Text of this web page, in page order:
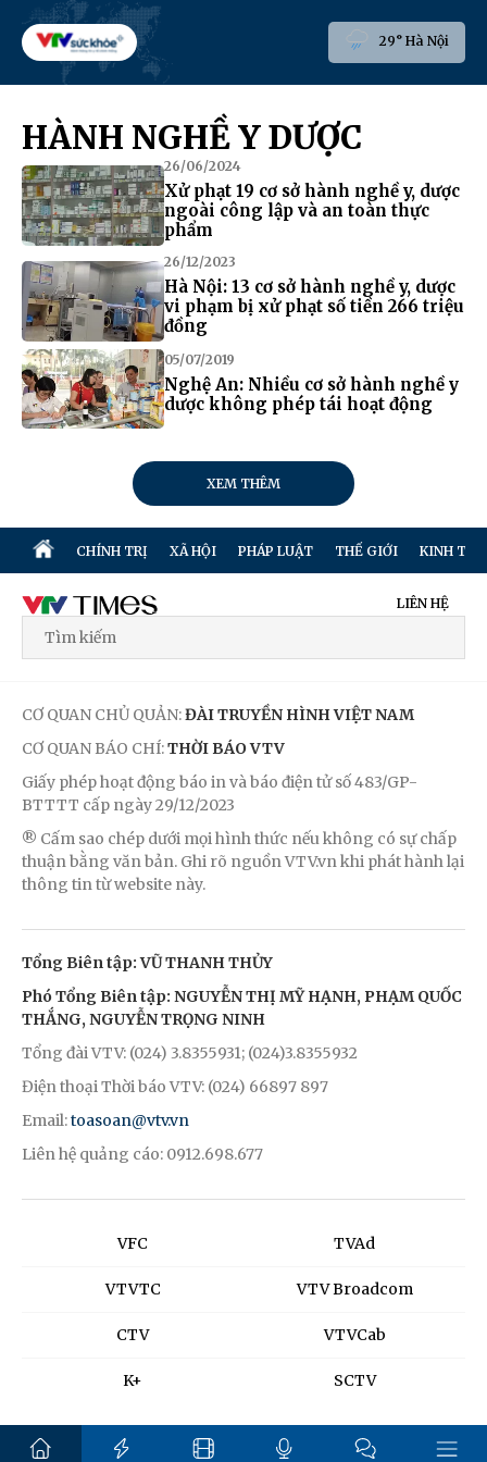
29° Hà Nội
HÀNH NGHỀ Y DƯỢC
26/06/2024
Xử phạt 19 cơ sở hành nghề y, dược
ngoài công lập và an toàn thực
phẩm
26/12/2023
Hà Nội: 13 cơ sở hành nghề y, dược
vi phạm bị xử phạt số tiền 266 triệu
đồng
05/07/2019
Nghệ An: Nhiều cơ sở hành nghề y
dược không phép tái hoạt động
XEM THÊM
CHÍNH TRỊ XÃ HỘI PHÁP LUẬT THẾ GIỚI KINH TẾ
LIÊN HỆ
CƠ QUAN CHỦ QUẢN:ĐÀI TRUYỀN HÌNH VIỆT NAM
CƠ QUAN BÁO CHÍ:THỜI BÁO VTV
Giấy phép hoạt động báo in và báo điện tử số 483/GP-
BTTTT cấp ngày 29/12/2023
® Cấm sao chép dưới mọi hình thức nếu không có sự chấp
thuận bằng văn bản. Ghi rõ nguồn VTV.vn khi phát hành lại
thông tin từ website này.
Tổng Biên tập: VŨ THANH THỦY
Phó Tổng Biên tập: NGUYỄN THỊ MỸ HẠNH, PHẠM QUỐC
THẮNG, NGUYỄN TRỌNG NINH
Tổng đài VTV: (024) 3.8355931; (024)3.8355932
Điện thoại Thời báo VTV: (024) 66897 897
Email:toasoan@vtv.vn
Liên hệ quảng cáo: 0912.698.677
VFC
VTVTC
CTV
K+
TVAd
VTV Broadcom
VTVCab
SCTV